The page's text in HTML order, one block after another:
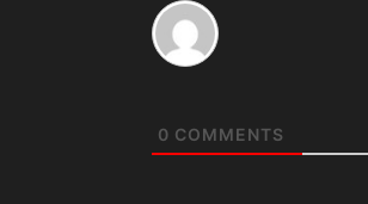
0 COMMENTS